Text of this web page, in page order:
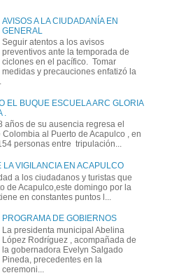
AVISOS A LA CIUDADANÍA EN
GENERAL
Seguir atentos a los avisos
preventivos ante la temporada de
ciclones en el pacífico. Tomar
medidas y precauciones enfatizó la
EL BUQUE ESCUELA ARC GLORIA
.
años de su ausencia regresa el
Colombia al Puerto de Acapulco , en
personas entre tripulación...
LA VIGILANCIA EN ACAPULCO
a los ciudadanos y turistas que
de Acapulco,este domingo por la
en constantes puntos l...
PROGRAMA DE GOBIERNOS
La presidenta municipal Abelina
López Rodríguez , acompañada de
la gobernadora Evelyn Salgado
Pineda, precedentes en la
ceremoni...